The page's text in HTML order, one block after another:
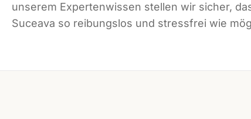
unserem Expertenwissen stellen wir sicher,
Suceava so reibungslos und stressfrei wie